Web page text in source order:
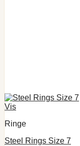
Vis
Ringe
Steel Rings Size 7